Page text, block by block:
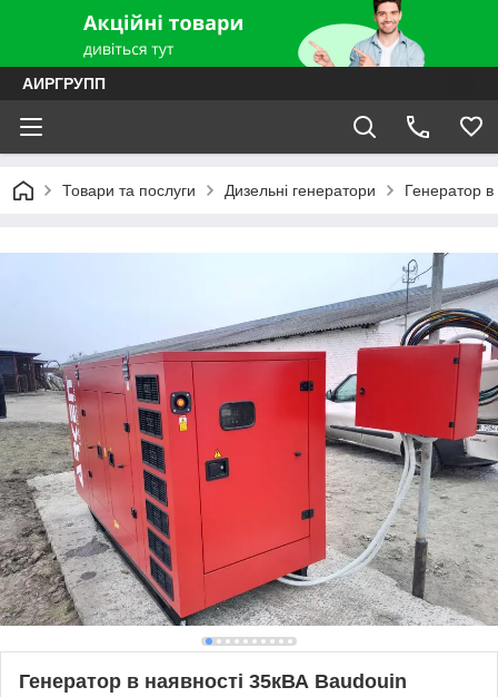
АИРГРУПП
Товари та послуги Дизельні генератори Генератор
Генератор в наявності 35кВА Baudouin